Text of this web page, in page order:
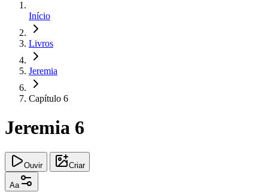
Início
Livros
Jeremia
Capítulo 6
Jeremia 6
Ouvir Criar
Aa